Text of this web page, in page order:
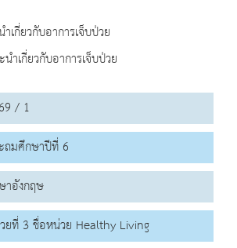
เกี่ยวกับอาการเจ็บป่วย
ำเกี่ยวกับอาการเจ็บป่วย
/ 1
ถมศึกษาปีที่ 6
าอังกฤษ
ยที่ 3 ชื่อหน่วย Healthy Living